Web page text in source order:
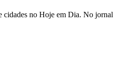
no Hoje em Dia. No